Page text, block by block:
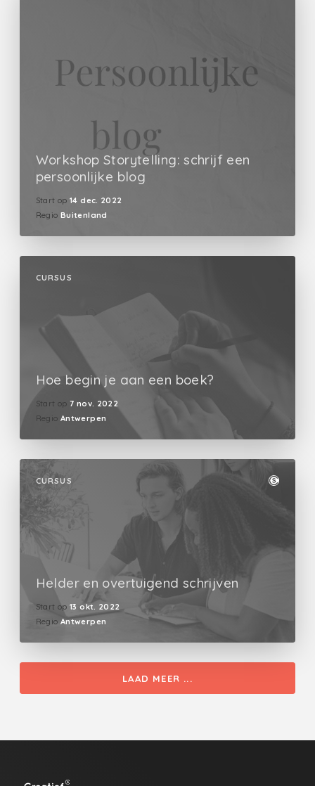
Workshop Storytelling: schrijf een
persoonlijke blog
Start op 14 dec. 2022
Regio Buitenland
CURSUS
Hoe begin je aan een boek?
Start op 7 nov. 2022
Regio Antwerpen
CURSUS
Helder en overtuigend schrijven
Start op 13 okt. 2022
Regio Antwerpen
LAAD MEER ...